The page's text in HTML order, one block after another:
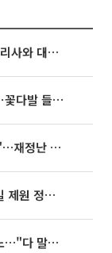
포스코퓨처엠, LFP 시장 뚫었다…배터리사와 대규모 장기 공급 합의
아옳이, 한의사 김형배와 벌써 200일⋯꽃다발 들고 "프러포즈 아냐"
추미애 "복지가 아니라 도민이 늘었다"…재정난 책임론 정면돌파
분석 중"
박문성, 축구협회 '성 접대' 보도에 분노…"다 말아먹으려고 작정했나"